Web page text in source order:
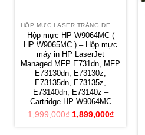
Hộp mực HP W9064MC (
HP W9065MC ) – Hộp mực
máy in HP LaserJet
Managed MFP E731dn, MFP
E73130dn, E73130z,
E73135dn, E73135z,
E73140dn, E73140z –
Cartridge HP W9064MC
1,999,000₫ 1,899,000₫